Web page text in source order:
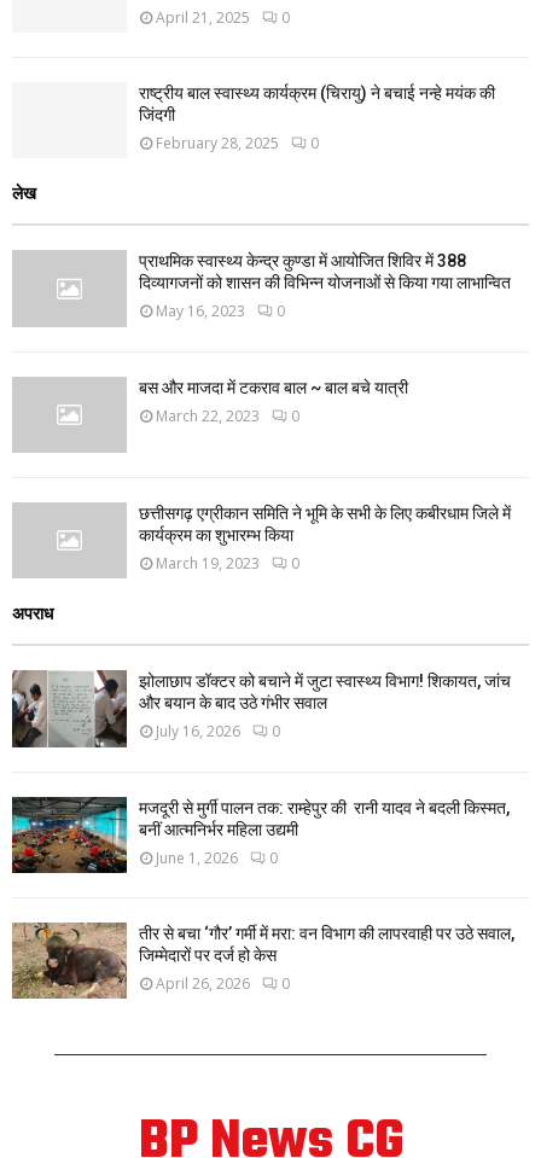
April 21, 2025 0
राष्ट्रीय बाल स्वास्थ्य कार्यक्रम (चिरायु) ने बचाई नन्हे मयंक की
जिंदगी
February 28, 2025 0
लेख
प्राथमिक स्वास्थ्य केन्द्र कुण्डा में आयोजित शिविर में 388
दिव्यागजनों को शासन की विभिन्न योजनाओं से किया गया लाभान्वित
May 16, 2023 0
बस और माजदा में टकराव बाल ~ बाल बचे यात्री
March 22, 2023 0
छत्तीसगढ़ एग्रीकान समिति ने भूमि के सभी के लिए कबीरधाम जिले में
कार्यक्रम का शुभारम्भ किया
March 19, 2023 0
अपराध
झोलाछाप डॉक्टर को बचाने में जुटा स्वास्थ्य विभाग! शिकायत, जांच
और बयान के बाद उठे गंभीर सवाल
July 16, 2026 0
मजदूरी से मुर्गी पालन तक: राम्हेपुर की रानी यादव ने बदली किस्मत,
बनीं आत्मनिर्भर महिला उद्यमी
June 1, 2026 0
तीर से बचा ‘गौर’ गर्मी में मरा: वन विभाग की लापरवाही पर उठे सवाल,
जिम्मेदारों पर दर्ज हो केस
April 26, 2026 0